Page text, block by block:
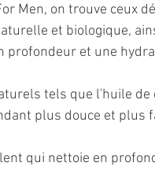
Men, on trouve ceux
et biologique,
profondeur et une
tels que l'huile de
plus douce et plus
qui nettoie en